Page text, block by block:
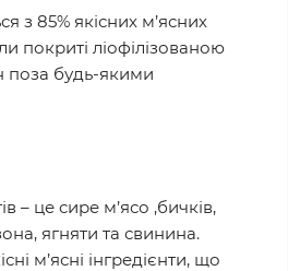
з 85% якісних м’ясних
покриті ліофілізованою
поза будь-якими
– це сире м’ясо ,бичків,
ягняти та свинина.
м’ясні інгредієнти, що